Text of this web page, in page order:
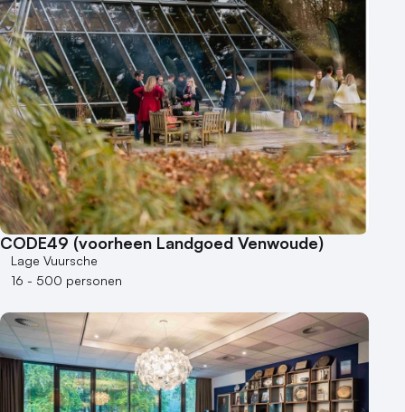
CODE49 (voorheen Landgoed Venwoude)
Lage Vuursche
16 - 500 personen